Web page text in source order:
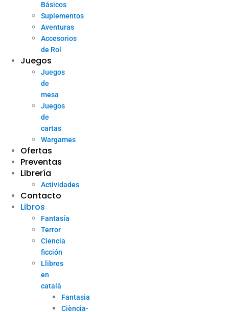
Básicos
Suplementos
Aventuras
Accesorios
de Rol
Juegos
Juegos
de
mesa
Juegos
de
cartas
Wargames
Ofertas
Preventas
Librería
Actividades
Contacto
Libros
Fantasía
Terror
Ciencia
ficción
Llibres
en
català
Fantasia
Ciència-